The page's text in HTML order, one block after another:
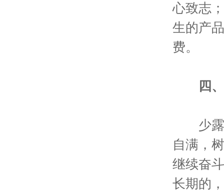
心致志
生的产
费。
四
少露
自满，
继续奋
长期的